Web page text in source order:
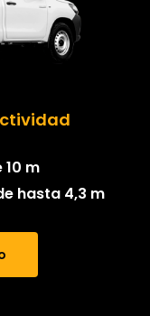
m
hasta 4,3 m